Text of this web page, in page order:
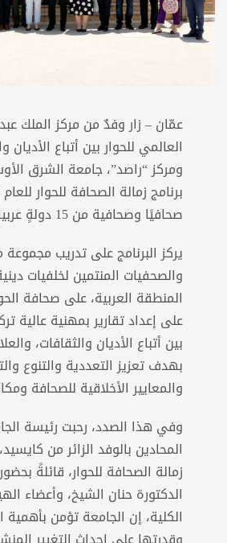
عمّان – زار وفدٌ من مركز الملك عبد
العالمي للحوار بين أتباع الأديان
ومركز “راصد”، جامعة الشرق
صحافيًا وصحافية من 15 دولةٍ عربيةٍ شقيقة.
يركز البرنامج على تدريب
والصحفيات المنتمين لخلفيات
المنطقة العربية، على صحافة
على إعداد تقارير بمهنية عالية
بين أتباع الأديان والثقافات،
بهدف تعزيز التعددية والتنوع
والمعايير الأخلاقية للصحافة
وفي هذا الصدد، رحبت رئيسة
المحادين بالوفد الزائر من
زمالة الصحافة للحوار، قائلةً
الدكتورة حنان الشيخ، وأعضاء
الكلية، إن الجامعة تؤمن بأهمية